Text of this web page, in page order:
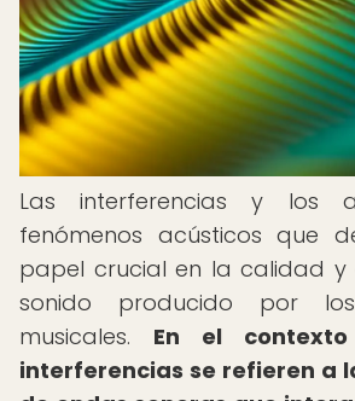
Las interferencias y los
fenómenos acústicos que
papel crucial en la calidad
sonido producido por los
musicales. En el
interferencias se refieren a